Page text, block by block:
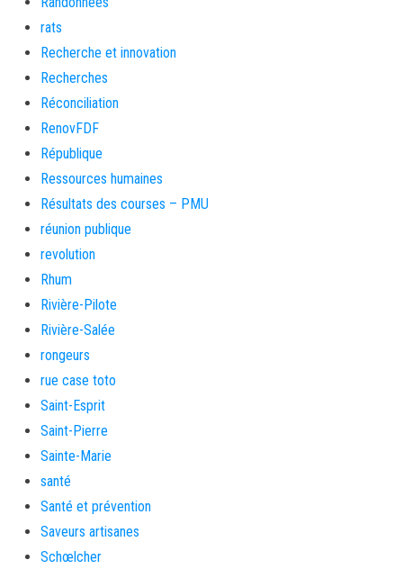
rats
Recherche et innovation
Recherches
Réconciliation
RenovFDF
République
Ressources humaines
Résultats des courses – PMU
réunion publique
revolution
Rhum
Rivière-Pilote
Rivière-Salée
rongeurs
rue case toto
Saint-Esprit
Saint-Pierre
Sainte-Marie
santé
Santé et prévention
Saveurs artisanes
Schœlcher